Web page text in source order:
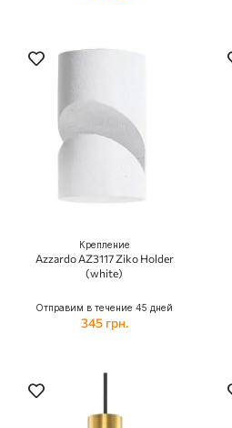
Крепление
Azzardo AZ3117 Ziko Holder
(white)
Отправим в течение 45 дней
345 грн.